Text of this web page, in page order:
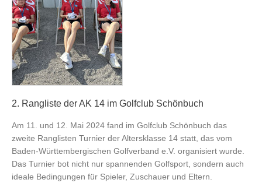
2. Rangliste der AK 14 im Golfclub Schönbuch
Am 11. und 12. Mai 2024 fand im Golfclub Schönbuch das
zweite Ranglisten Turnier der Altersklasse 14 statt, das vom
Baden-Württembergischen Golfverband e.V. organisiert wurde.
Das Turnier bot nicht nur spannenden Golfsport, sondern auch
ideale Bedingungen für Spieler, Zuschauer und Eltern.